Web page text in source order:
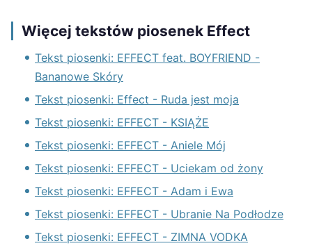
Więcej tekstów piosenek Effect
Tekst piosenki: EFFECT feat. BOYFRIEND -
Bananowe Skóry
Tekst piosenki: Effect - Ruda jest moja
Tekst piosenki: EFFECT - KSIĄŻE
Tekst piosenki: EFFECT - Aniele Mój
Tekst piosenki: EFFECT - Uciekam od żony
Tekst piosenki: EFFECT - Adam i Ewa
Tekst piosenki: EFFECT - Ubranie Na Podłodze
Tekst piosenki: EFFECT - ZIMNA VODKA